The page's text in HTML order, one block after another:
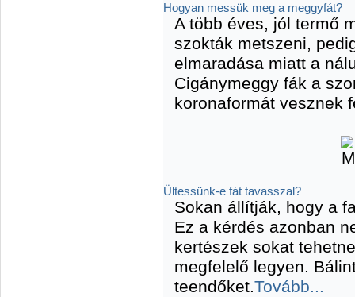
Hogyan messük meg a meggyfát?
A több éves, jól termő
szokták metszeni,
elmaradása miatt a
Cigánymeggy fák a
koronaformát vesznek
Ültessünk-e fát tavasszal?
Sokan állítják, hogy a
Ez a kérdés azonban
kertészek sokat
megfelelő legyen.
teendőket.Tovább...